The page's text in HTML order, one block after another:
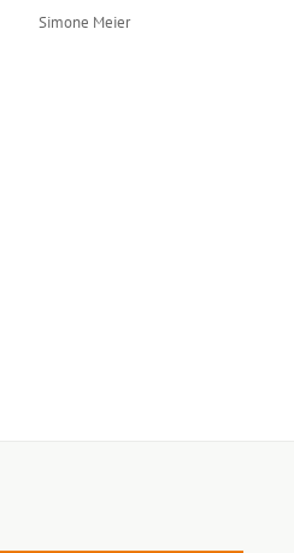
Simone Meier